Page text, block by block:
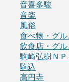
音喜多駿
音楽
風俗
食べ物・グル
飲食店・グル
駒崎弘樹Ｎ
駒込
高円寺